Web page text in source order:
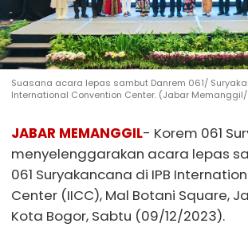
Suasana acara lepas sambut Danrem 061/
International Convention Center. (Jabar Memanggil/
JABAR MEMANGGIL- Korem 061
menyelenggarakan acara lepas
061 Suryakancana di IPB
Center (IICC), Mal Botani Square,
Kota Bogor, Sabtu (09/12/2023).